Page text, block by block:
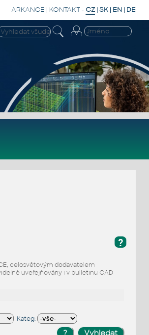
ARKANCE | KONTAKT- CZ |SK | EN | DE
?
celosvětovým dodavatelem
uveřejňovány i v bulletinu CAD
Kateg: